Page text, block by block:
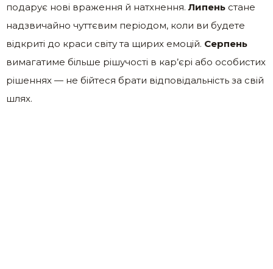
подарує нові враження й натхнення.Липень стане
надзвичайно чуттєвим періодом, коли ви будете
відкриті до краси світу та щирих емоцій. Серпень
вимагатиме більше рішучості в кар’єрі або особистих
рішеннях — не бійтеся брати відповідальність за свій
шлях.